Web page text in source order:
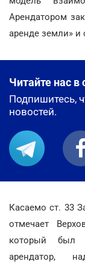
Арендатором
аренде земли» и
Читайте нас в
Подпишитесь,
новостей.
Касаемо ст. 33
отмечает
который был
арендатор,